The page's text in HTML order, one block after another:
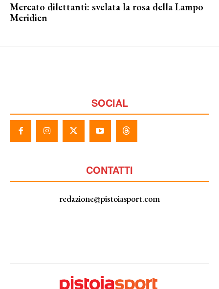
Mercato dilettanti: svelata la rosa della Lampo
Meridien
SOCIAL
CONTATTI
redazione@pistoiasport.com